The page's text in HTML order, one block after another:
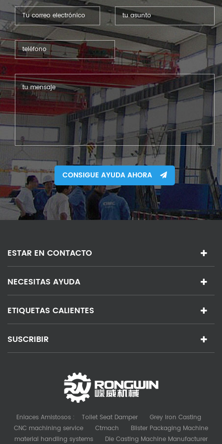
CONSIGUE AYUDA AHORA
ESTAR EN CONTACTO
NECESITAS AYUDA
ETIQUETAS CALIENTES
SUSCRIBIR
Enlaces Amistosos : Toilet Seat Damper
Grey Iron Casting
CNC machining service
Ctmach
Blister Packaging Machine
material handling systems
Die Casting Machine Manufacturer